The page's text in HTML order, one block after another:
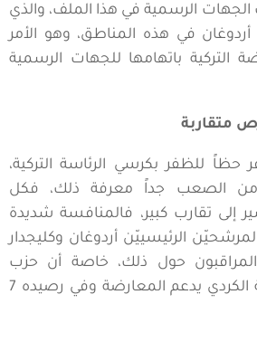
الجهات الرسمية في هذا الملف، والذي
في هذه المناطق، وهو الأمر
التركية باتهامها للجهات الرسمية
متقاربة
حظاً للظفر بكرسي الرئاسة التركية،
الصعب جداً معرفة ذلك، فكل
إلى تقارب كبير، فالمنافسة شديدة
الرئيسييّن أردوغان وكليجدار
حول ذلك، خاصة أن حزب
الشعوب الديمقراطية الكردي يدعم المعارضة وفي رصيده 7